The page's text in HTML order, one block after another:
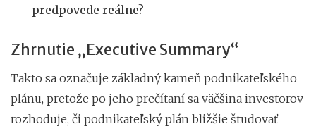
predpovede reálne?
Zhrnutie „Executive Summary“
Takto sa označuje základný kameň podnikateľského
plánu, pretože po jeho prečítaní sa väčšina investorov
rozhoduje, či podnikateľský plán bližšie študovať